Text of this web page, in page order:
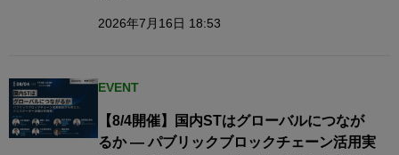
2026年7月16日 18:53
EVENT
【8/4開催】国内STはグローバルにつなが
るか — パブリックブロックチェーン活用実